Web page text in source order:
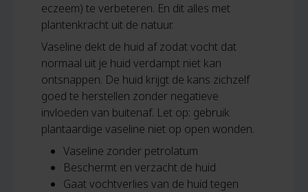
eczeem) te verbeteren. En dit alles met
plantenkracht uit de natuur.
Vaseline dekt de huid af zodat vocht dat
normaal uit je huid verdampt niet kan
ontsnappen. De huid krijgt de kans zichzelf
goed te herstellen zonder negatieve
invloeden van buitenaf. Let op: gebruik
plantaardige vaseline niet op open wonden.
Vaseline zonder petrolatum
Beschermt en verzacht de huid
Gaat vochtverlies van de huid tegen